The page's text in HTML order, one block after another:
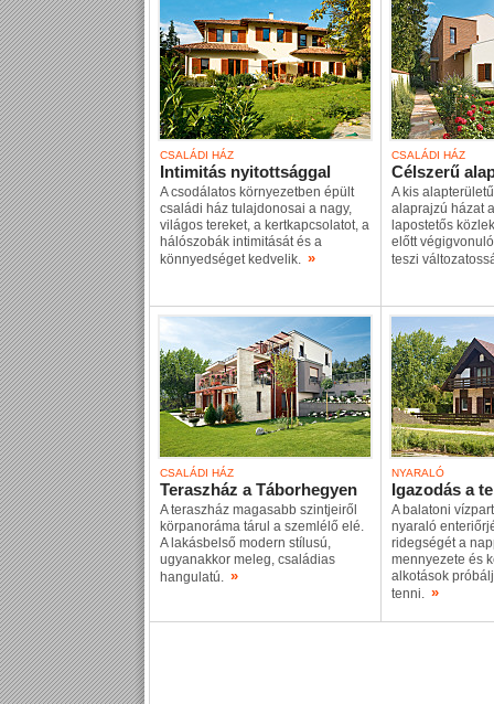
CSALÁDI HÁZ
Intimitás nyitottsággal
A csodálatos környezetben épült
családi ház tulajdonosai a nagy,
világos tereket, a kertkapcsolatot, a
hálószobák intimitását és a
könnyedséget kedvelik. »
CSALÁDI HÁZ
Célszerű
A kis
alaprajzú házat
lapostetős
előtt
teszi
CSALÁDI HÁZ
Teraszház a Táborhegyen
A teraszház magasabb szintjeiről
körpanoráma tárul a szemlélő elé.
A lakásbelső modern stílusú,
ugyanakkor meleg, családias
hangulatú. »
NYARALÓ
Igazodás a
A balatoni
nyaraló
ridegségét a
mennyezete és
alkotások
tenni. »